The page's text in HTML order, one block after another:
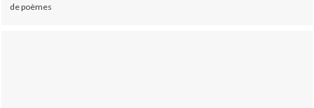
de poèmes